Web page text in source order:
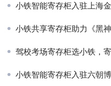
小铁智能寄存柜入驻上海金融街
小铁共享寄存柜助力《黑神话悟
驾校考场寄存柜选小铁，
小铁智能寄存柜入驻六朝